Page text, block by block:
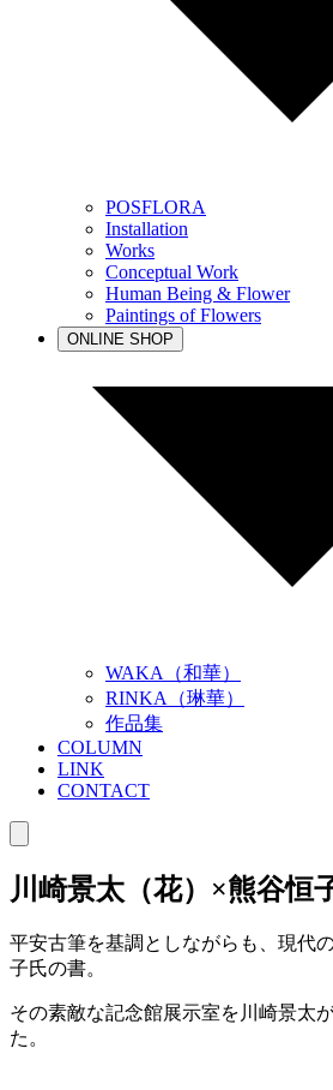
POSFLORA
Installation
Works
Conceptual Work
Human Being & Flower
Paintings of Flowers
ONLINE SHOP
WAKA（和華）
RINKA（琳華）
作品集
COLUMN
LINK
CONTACT
川崎景太（花）×熊谷恒
平安古筆を基調としながらも、現代
子氏の書。
その素敵な記念館展示室を川崎景太
た。